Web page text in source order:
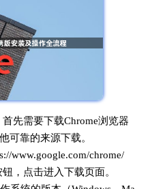
先需要下载Chrome浏览器
可靠的来源下载。
www.google.com/chrome/
，点击进入下载页面。